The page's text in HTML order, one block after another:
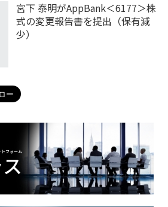
宮下 泰明がAppBank＜6177＞株
式の変更報告書を提出（保有減
少）